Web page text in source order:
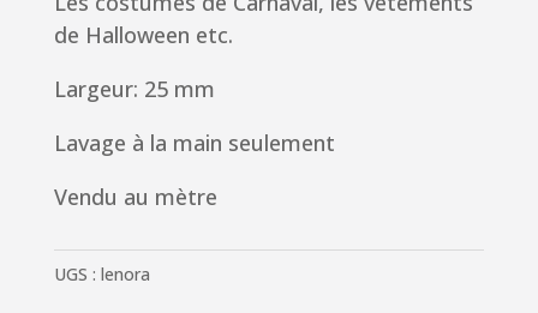
de Halloween etc.
Largeur: 25 mm
Lavage à la main seulement
Vendu au mètre
UGS : lenora